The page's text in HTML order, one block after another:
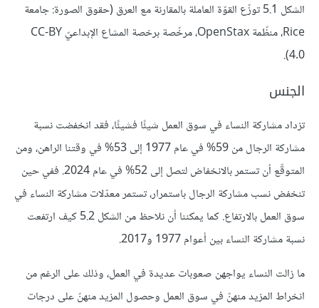
الشكل 5.1 توزّع القوّة العاملة بالمقارنة مع العرق (حقوق الصورة: جامعة
Rice، منظّمة OpenStax، مرخّصة برخصة المشاع الإبداعيّ CC-BY
4.0).
الجنس
تزداد مشاركة النساء في سوق العمل شيئًا فشيئًا، فقد انخفضت نسبة
مشاركة الرجال من 59% في عام 1977 إلى 53% في وقتنا الراهن، ومن
المتوقّع أن تستمر بالانخفاض لتصل إلى 52% في عام 2024. ففي حين
تنخفض نسب مشاركة الرجال باستمرار، تستمر معدّلات مشاركة النساء في
سوق العمل بالارتفاع. كما يمكننا أن نلاحظ من الشكل 5.2 كيف ارتفعت
نسبة مشاركة النساء بين أعوام 1977 و2017.
ما زالت النساء يواجهن صعوبات عديدة في العمل، وذلك على الرغم من
انخراط المزيد منهنّ في سوق العمل وحصول المزيد منهنّ على درجات